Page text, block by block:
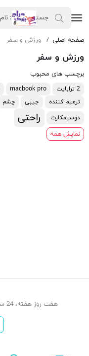
صفحه اصلی ورزش و سفر
ورزش و سفر
برچسب های محبوب
2 ترابایت macbook pro
ترمیم کننده
جیبی چشم
دوسیمکارت
راحتی
نمایش همه
هفت روز هفته، 24 ساعت شبانه روز پاسخگوی شما هستیم